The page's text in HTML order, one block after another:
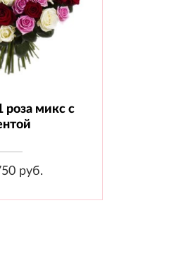
70 см - 101 шт.,
роза микс с
руб.